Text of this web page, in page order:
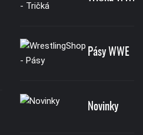
Pásy WWE
Novinky